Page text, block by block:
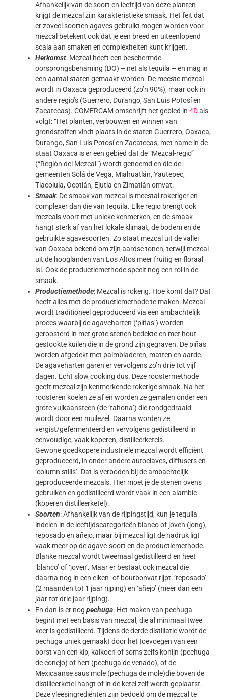
Afhankelijk van de soort en leeftijd van deze planten
krijgt de mezcal zijn karakteristieke smaak. Het feit dat
er zoveel soorten agaves gebruikt mogen worden voor
mezcal betekent ook dat je een breed en uiteenlopend
scala aan smaken en complexiteiten kunt krijgen.
Herkomst: Mezcal heeft een beschermde
oorsprongsbenaming (DO) – net als tequila – en mag in
een aantal staten gemaakt worden. De meeste mezcal
wordt in Oaxaca geproduceerd (zo’n 90%), maar ook in
andere regio’s (Guerrero, Durango, San Luis Potosí en
Zacatecas). COMERCAM omschrijft het gebied in 4Dals
volgt: “Het planten, verbouwen en winnen van
grondstoffen vindt plaats in de staten Guerrero, Oaxaca,
Durango, San Luis Potosí en Zacatecas; met name in de
staat Oaxaca is er een gebied dat de “Mezcal-regio”
(“Región del Mezcal”) wordt genoemd en die de
gemeenten Solá de Vega, Miahuatlán, Yautepec,
Tlacolula, Ocotlán, Ejutla en Zimatlán omvat.
Smaak: De smaak van mezcal is meestal rokeriger en
complexer dan die van tequila. Elke regio brengt ook
mezcals voort met unieke kenmerken, en de smaak
hangt sterk af van het lokale klimaat, de bodem en de
gebruikte agavesoorten. Zo staat mezcal uit de vallei
van Oaxaca bekend om zijn aardse tonen, terwijl mezcal
uit de hooglanden van Los Altos meer fruitig en floraal
isl. Ook de productiemethode speelt nog een rol in de
smaak.
Productiemethode: Mezcal is rokerig. Hoe komt dat? Dat
heeft alles met de productiemethode te maken. Mezcal
wordt traditioneel geproduceerd via een ambachtelijk
proces waarbij de agaveharten (‘piñas’) worden
geroosterd in met grote stenen bedekte en met hout
gestookte kuilen die in de grond zijn gegraven. De piñas
worden afgedekt met palmbladeren, matten en aarde.
De agaveharten garen er vervolgens zo’n drie tot vijf
dagen. Echt slow cooking dus. Deze roostermethode
geeft mezcal zijn kenmerkende rokerige smaak. Na het
roosteren koelen ze af en worden ze gemalen onder een
grote vulkaansteen (de ‘tahona’) die rondgedraaid
wordt door een muilezel. Daarna worden ze
vergist/gefermenteerd en vervolgens gedistilleerd in
eenvoudige, vaak koperen, distilleerketels.
Gewone goedkopere industriële mezcal wordt efficiënt
geproduceerd, in onder andere autoclaves, diffusers en
‘column stills’. Dat is verboden bij de ambachtelijk
geproduceerde mezcals. Hier moet je de stenen ovens
gebruiken en gedistilleerd wordt vaak in een alambic
(koperen distilleerketel).
Soorten: Afhankelijk van de rijpingstijd, kun je tequila
indelen in de leeftijdscategorieën blanco of joven (jong),
reposado en añejo, maar bij mezcal ligt de nadruk ligt
vaak meer op de agave-soort en de productiemethode.
Blanke mezcal wordt tweemaal gedistilleerd en heet
‘blanco’ of ‘joven’. Maar er bestaat ook mezcal die
daarna nog in een eiken- of bourbonvat rijpt: ‘reposado’
(2 maanden tot 1 jaar rijping) en ‘añejo’ (meer dan een
jaar tot drie jaar rijping).
En dan is er nog pechuga. Het maken van pechuga
begint met een basis van mezcal, die al minimaal twee
keer is gedistilleerd. Tijdens de derde distillatie wordt de
pechuga uniek gemaakt door het toevoegen van een
borst van een kip, kalkoen of soms zelfs konijn (pechuga
de conejo) of hert (pechuga de venado), of de
Mexicaanse saus mole (pechuga de mole)die boven de
distilleerketel hangt of in de ketel zelf wordt geplaatst.
Deze vleesingrediënten zijn bedoeld om de mezcal te